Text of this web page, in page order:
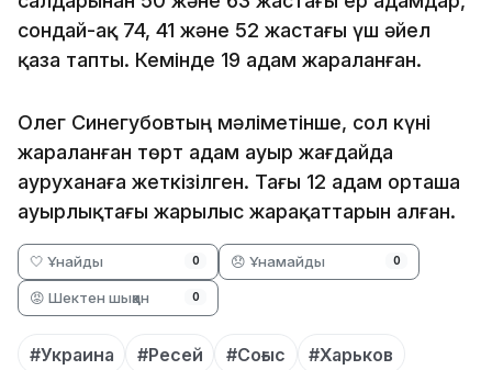
сондай-ақ 74, 41 және 52 жастағы үш әйел
қаза тапты. Кемінде 19 адам жараланған.
Олег Синегубовтың мәліметінше, сол күні
жараланған төрт адам ауыр жағдайда
ауруханаға жеткізілген. Тағы 12 адам орташа
ауырлықтағы жарылыс жарақаттарын алған.
🤍 Ұнайды 0 😞 Ұнамайды 0
😡 Шектен шыққан 0
#Украина #Ресей #Соғыс
#Харьков